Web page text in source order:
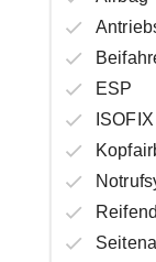
ESP